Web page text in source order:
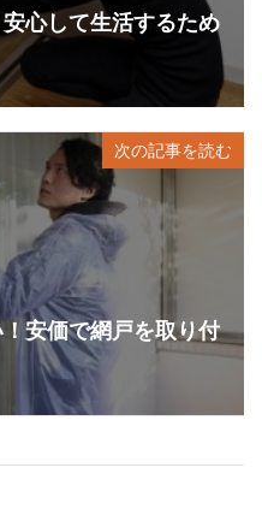
心して生活するため
次の記事を読む
安価で網戸を取り付